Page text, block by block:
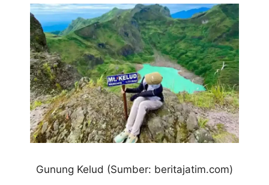
Gunung Kelud (Sumber: beritajatim.com)